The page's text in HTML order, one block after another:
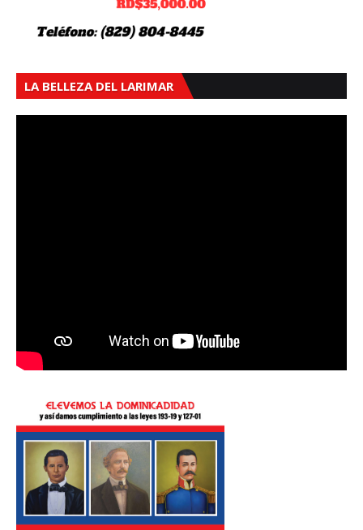
LA BELLEZA DEL LARIMAR